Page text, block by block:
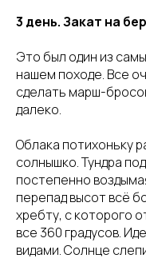
3 день. Закат на
Это был один из
нашем походе. Все
сделать марш-
далеко.
Облака потихоньку
солнышко. Тундра
постепенно
перепад высот всё
хребту, с которого
все 360 градусов.
видами. Солнце